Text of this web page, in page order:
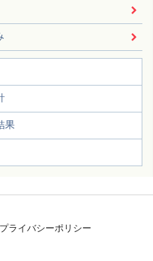
果
プライバシーポリシー